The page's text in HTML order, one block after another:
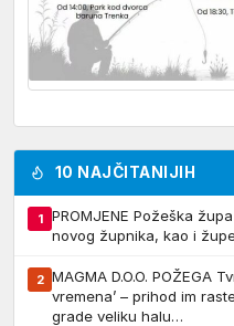
10 NAJČITANIJIH
1
PROMJENE Požeška
novog župnika, kao i
2 MAGMA D.O.O. POŽEGA
vremena’ – prihod im
grade veliku halu…